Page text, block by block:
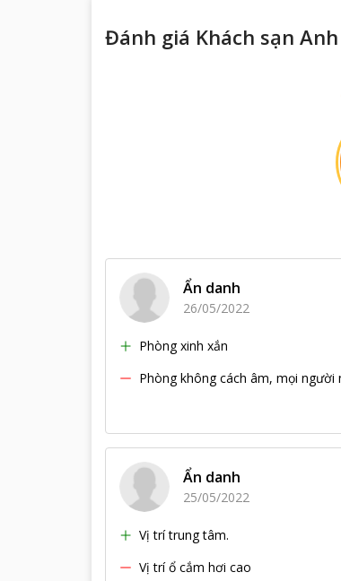
Đánh giá Khách sạn
Ẩn danh
26/05/2022
Phòng xinh xắn
Phòng không cách âm, mọi
Ẩn danh
25/05/2022
Vị trí trung tâm.
Vị trí ổ cắm hơi cao